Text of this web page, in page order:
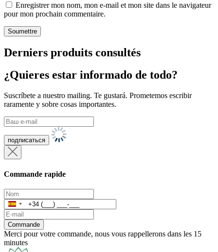
Enregistrer mon nom, mon e-mail et mon site dans le navigateur
pour mon prochain commentaire.
Derniers produits consultés
¿Quieres estar informado de todo?
Suscríbete a nuestro mailing. Te gustará. Prometemos escribir
raramente y sobre cosas importantes.
Commande rapide
Espagne
+34
Commande
Merci pour votre commande, nous vous rappellerons dans les 15
minutes